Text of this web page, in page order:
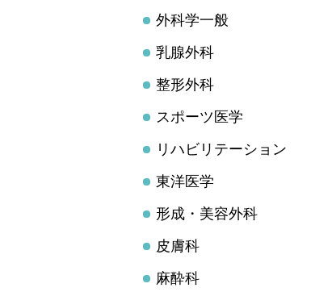
外科学一般
乳腺外科
整形外科
スポーツ医学
リハビリテーション
東洋医学
形成・美容外科
皮膚科
麻酔科